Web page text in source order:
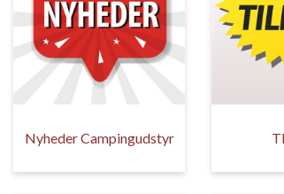
Nyheder Campingudstyr